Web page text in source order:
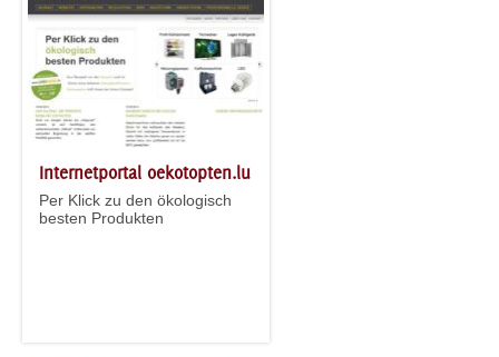
Internetportal oekotopten.lu
Per Klick zu den ökologisch
besten Produkten